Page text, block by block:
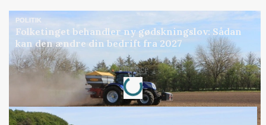
POLITIK
Folketinget behandler ny gødskningslov: Sådan
kan den ændre din bedrift fra 2027
Annonce
Loading...